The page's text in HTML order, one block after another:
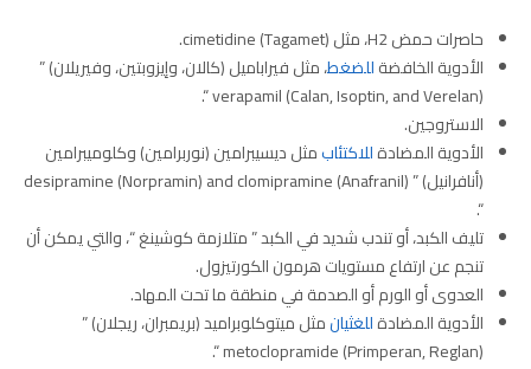
حاصرات حمض H2، مثل cimetidine (Tagamet).
الأدوية الخافضةللضغط، مثل فيراباميل (كالان، وإيزوبتين، وفيريلان) ”
verapamil (Calan, Isoptin, and Verelan) “.
الاستروجين.
الأدوية المضادةللاكتئابمثل ديسيبرامين (نوربرامين) وكلوميبرامين
(أنافرانيل) ” desipramine (Norpramin) and clomipramine (Anafranil)
“.
تليف الكبد، أو تندب شديد في الكبد ” متلازمة كوشينغ “، والتي يمكن أن
تنجم عن ارتفاع مستويات هرمون الكورتيزول.
العدوى أو الورم أو الصدمة في منطقة ما تحت المهاد.
الأدوية المضادةللغثيانمثل ميتوكلوبراميد (بريمبران، ريجلان) ”
metoclopramide (Primperan, Reglan) “.